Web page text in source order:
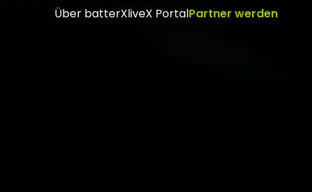
Über batterXliveX PortalPartner werden